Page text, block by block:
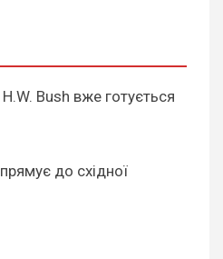
Bush вже готується
до східної